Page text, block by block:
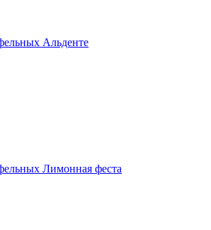
Альденте
Лимонная феста